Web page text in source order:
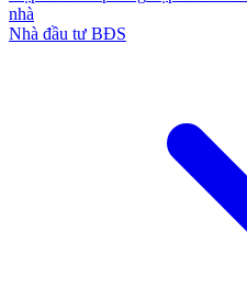
nhà
Nhà đầu tư BĐS